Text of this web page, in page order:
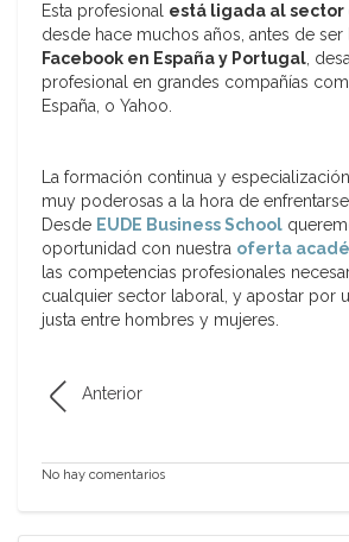
Esta profesional está ligada al
desde hace muchos años, antes de ser
Facebook en España y Portugal,
profesional en grandes compañías
España, o Yahoo.
La formación continua y
muy poderosas a la hora de
Desde EUDE Business School
oportunidad con nuestra oferta
las competencias profesionales
cualquier sector laboral, y apostar por
justa entre hombres y mujeres.
Anterior
No hay comentarios